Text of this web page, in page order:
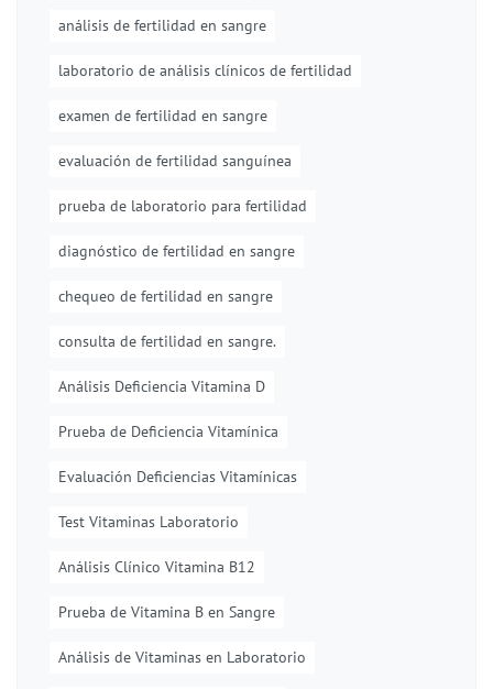
análisis de fertilidad en sangre
laboratorio de análisis clínicos de fertilidad
examen de fertilidad en sangre
evaluación de fertilidad sanguínea
prueba de laboratorio para fertilidad
diagnóstico de fertilidad en sangre
chequeo de fertilidad en sangre
consulta de fertilidad en sangre.
Análisis Deficiencia Vitamina D
Prueba de Deficiencia Vitamínica
Evaluación Deficiencias Vitamínicas
Test Vitaminas Laboratorio
Análisis Clínico Vitamina B12
Prueba de Vitamina B en Sangre
Análisis de Vitaminas en Laboratorio